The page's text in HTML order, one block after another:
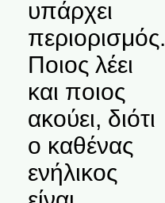
υπάρχει
περιορισμός.
Ποιος λέει
και ποιος
ακούει, διότι
ο καθένας
ενήλικος